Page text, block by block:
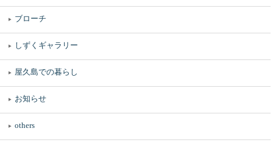
ブローチ
しずくギャラリー
屋久島での暮らし
お知らせ
others